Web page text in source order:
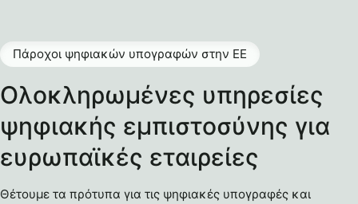
Ολοκληρωμένες υπηρεσίες
ψηφιακής εμπιστοσύνης για
ευρωπαϊκές εταιρείες
Πάροχοι ψηφιακών υπογραφών στην ΕΕ
Θέτουμε τα πρότυπα για τις ψηφιακές υπογραφές και